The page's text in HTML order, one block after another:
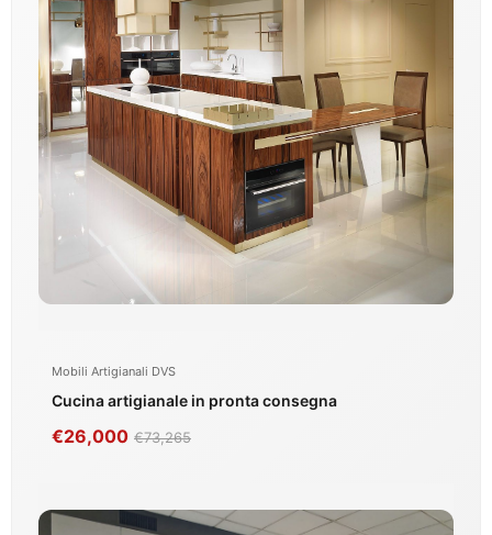
Mobili Artigianali DVS
Cucina artigianale in pronta consegna
€26,000 €73,265